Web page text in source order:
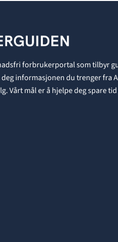
forbrukerportal som tilbyr
informasjonen du trenger fra
Vårt mål er å hjelpe deg spare